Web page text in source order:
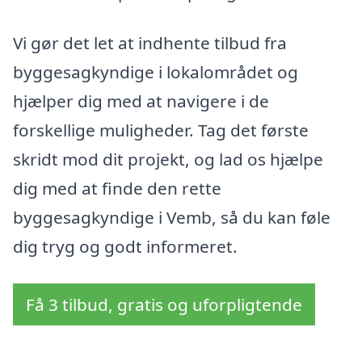
Vi gør det let at indhente tilbud fra
byggesagkyndige i lokalområdet og
hjælper dig med at navigere i de
forskellige muligheder. Tag det første
skridt mod dit projekt, og lad os hjælpe
dig med at finde den rette
byggesagkyndige i Vemb, så du kan føle
dig tryg og godt informeret.
Få 3 tilbud, gratis og uforpligtende